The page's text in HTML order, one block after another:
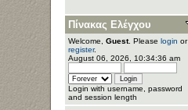
Πίνακας Ελέγχου
Welcome, Guest. Please login or
register.
August 06, 2026, 10:34:36 am
Login with username, password
and session length